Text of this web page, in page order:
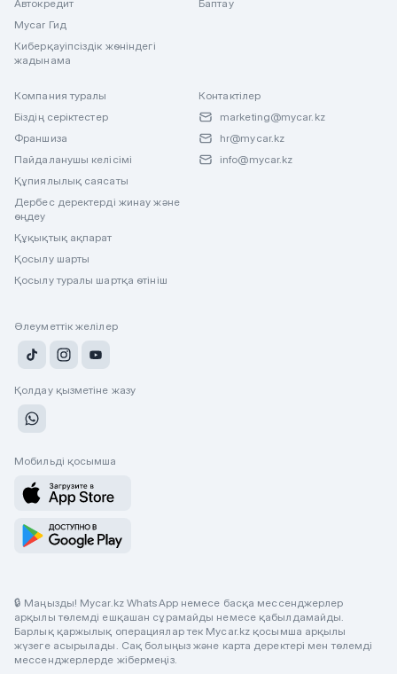
Автокредит
Mycar Гид
Киберқауіпсіздік жөніндегі
жадынама
Баптау
Компания туралы
Біздің серіктестер
Франшиза
Пайдаланушы келісімі
Құпиялылық саясаты
Дербес деректерді жинау және
өңдеу
Құқықтық ақпарат
Қосылу шарты
Қосылу туралы шартқа өтініш
Контактілер
marketing@mycar.kz
hr@mycar.kz
info@mycar.kz
Әлеуметтік желілер
Қолдау қызметіне жазу
Мобильді қосымша
🔒 Маңызды! Mycar.kz WhatsApp немесе басқа мессенджерлер
арқылы төлемді ешқашан сұрамайды немесе қабылдамайды.
Барлық қаржылық операциялар тек Mycar.kz қосымша арқылы
жүзеге асырылады. Сақ болыңыз және карта деректері мен төлемді
мессенджерлерде жібермеңіз.